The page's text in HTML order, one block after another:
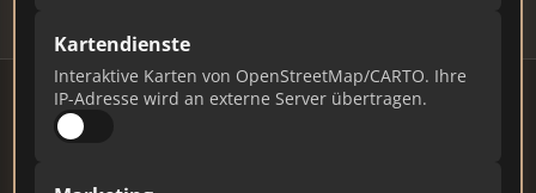
Kartendienste
Interaktive Karten von OpenStreetMap/CARTO. Ihre
IP-Adresse wird an externe Server übertragen.